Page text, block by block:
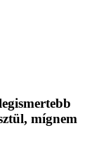
mígnem